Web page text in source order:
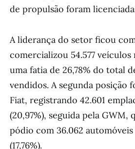
de propulsão foram
A liderança do setor ficou
comercializou 54.577
uma fatia de 26,78% do total
vendidos. A segunda posição
Fiat, registrando 42.601
(20,97%), seguida pela GWM,
pódio com 36.062 automóveis
(17,76%).